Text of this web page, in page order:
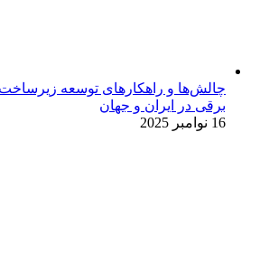
چالش‌ها و راهکارهای توسعه زیرساخت
برقی در ایران و جهان
16 نوامبر 2025